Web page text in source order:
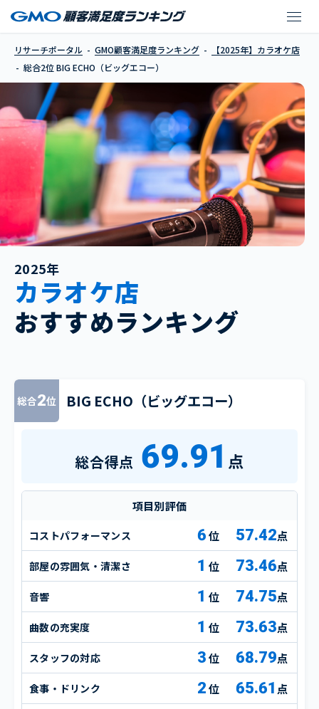
BIG ECHO（ビッグエ
リサーチポータル GMO顧客満足度ランキング
【2025年】カラオケ店
総合2位 BIG ECHO（ビッグエコー）
2025年
カラオケ店
おすすめランキング
総合2位 BIG ECHO（ビッグエコー）
総合得点 69.91 点
項目別評価
コストパフォーマンス 6 57.42点
部屋の雰囲気・清潔さ 1 73.46点
音響 1 74.75点
曲数の充実度 1 73.63点
スタッフの対応 3 68.79点
食事・ドリンク 2 65.61 点